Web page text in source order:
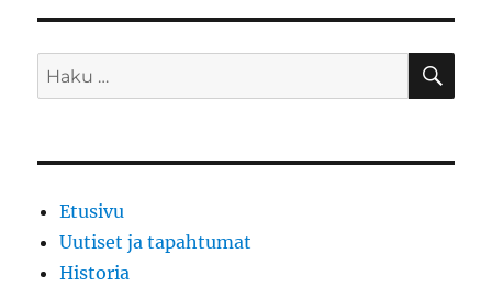
Etsi:
Etusivu
Uutiset ja tapahtumat
Historia